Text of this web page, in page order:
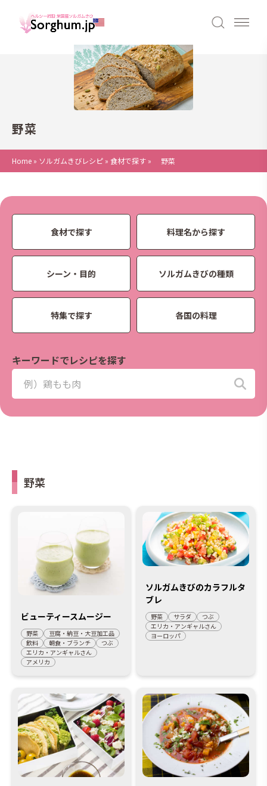
野菜
Home » ソルガムきびレシピ » 食材で探す » 野菜
食材で探す 料理名から探す
シーン・目的 ソルガムきびの種類
特集で探す 各国の料理
キーワードでレシピを探す
野菜
ビューティースムージー
野菜
豆腐・納豆・大豆加工品
飲料
朝食・ブランチ
つぶ
エリカ・アンギャルさん
アメリカ
ソルガムきびのカラフルタ
ブレ
野菜 サラダ
つぶ
エリカ・アンギャルさん
ヨーロッパ